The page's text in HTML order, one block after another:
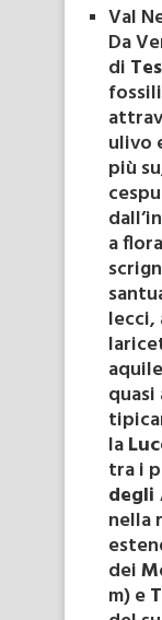
Val
Da
di
ulivo
più
a
lecci,
la
tra i
degli
nella
dei
m) e